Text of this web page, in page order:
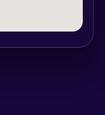
care o veți
dacă
alegerea